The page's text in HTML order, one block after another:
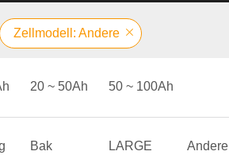
Zellmodell: Andere
20 ~ 50Ah 50 ~ 100Ah
Bak LARGE Andere